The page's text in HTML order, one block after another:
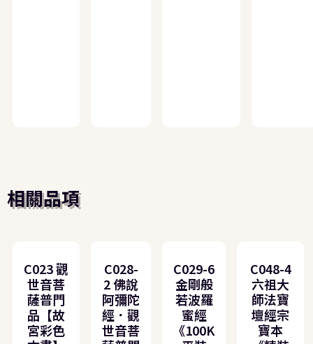
相關品項
C023 觀
世音菩
薩普門
品【故
宮彩色
C028-
2 佛說
阿彌陀
經．觀
世音菩
C029-6
金剛般
若波羅
蜜經
《100K
C048-4
六祖大
師法寶
壇經宗
寶本